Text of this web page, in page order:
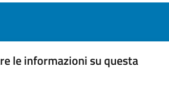
le informazioni su questa